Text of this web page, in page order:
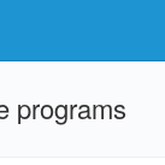
programs